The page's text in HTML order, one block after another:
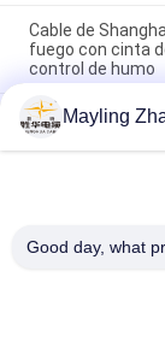
Cable de
fuego con cinta
control de humo
Cables de
eléctricos
casas
Shanghai
Mayling
Good day, what